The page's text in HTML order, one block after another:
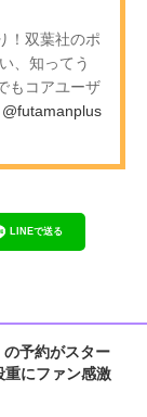
！双葉社のポ
、知ってう
もコアユーザ
@futamanplus
LINEで送る
の予約がスター
重にファン感激